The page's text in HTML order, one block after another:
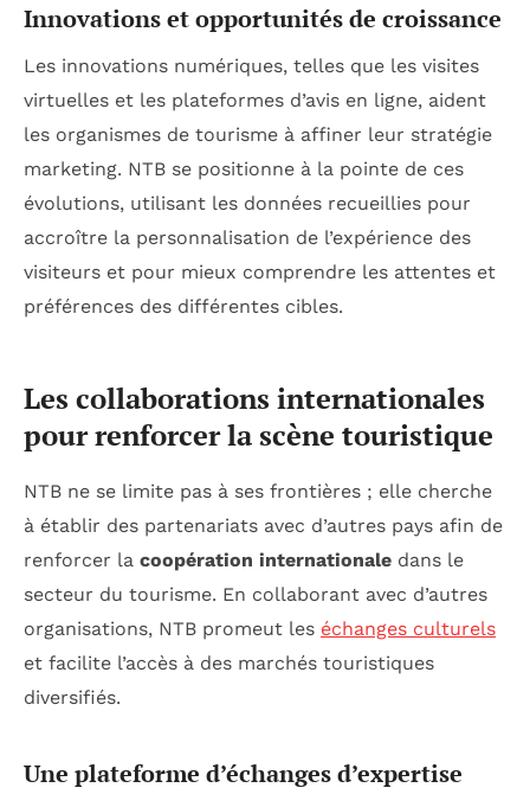
Innovations et opportunités de croissance
Les innovations numériques, telles que les visites
virtuelles et les plateformes d’avis en ligne, aident
les organismes de tourisme à affiner leur stratégie
marketing. NTB se positionne à la pointe de ces
évolutions, utilisant les données recueillies pour
accroître la personnalisation de l’expérience des
visiteurs et pour mieux comprendre les attentes et
préférences des différentes cibles.
Les collaborations internationales
pour renforcer la scène touristique
NTB ne se limite pas à ses frontières ; elle cherche
à établir des partenariats avec d’autres pays afin de
renforcer la coopération internationale dans le
secteur du tourisme. En collaborant avec d’autres
organisations, NTB promeut les échanges culturels
et facilite l’accès à des marchés touristiques
diversifiés.
Une plateforme d’échanges d’expertise